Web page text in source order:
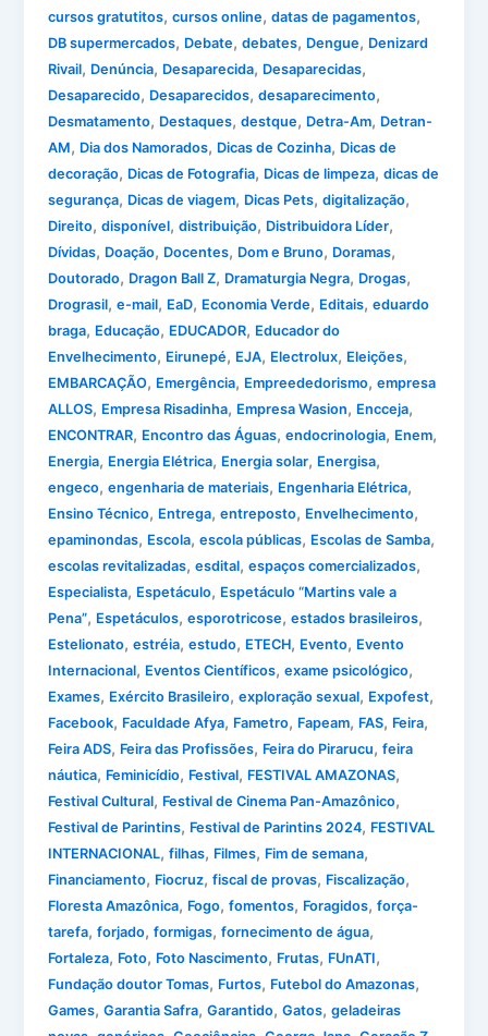
cursos gratutitos,cursos online,datas de pagamentos,
DB supermercados, Debate,debates, Dengue, Denizard
Rivail, Denúncia, Desaparecida, Desaparecidas,
Desaparecido, Desaparecidos,desaparecimento,
Desmatamento, Destaques,destque, Detra-Am, Detran-
AM, Dia dos Namorados, Dicas de Cozinha, Dicas de
decoração, Dicas de Fotografia, Dicas de limpeza,dicas de
segurança, Dicas de viagem, Dicas Pets,digitalização,
Direito,disponível,distribuição, Distribuidora Líder,
Dívidas, Doação, Docentes, Dom e Bruno, Doramas,
Doutorado, Dragon Ball Z, Dramaturgia Negra, Drogas,
Drograsil,e-mail, EaD, Economia Verde, Editais,eduardo
braga, Educação, EDUCADOR, Educador do
Envelhecimento, Eirunepé, EJA, Electrolux, Eleições,
EMBARCAÇÃO, Emergência, Empreededorismo,empresa
ALLOS, Empresa Risadinha, Empresa Wasion, Encceja,
ENCONTRAR, Encontro das Águas,endocrinologia, Enem,
Energia, Energia Elétrica, Energia solar, Energisa,
engeco,engenharia de materiais, Engenharia Elétrica,
Ensino Técnico, Entrega,entreposto, Envelhecimento,
epaminondas, Escola,escola públicas, Escolas de Samba,
escolas revitalizadas,esdital,espaços comercializados,
Especialista, Espetáculo, Espetáculo “Martins vale a
Pena”, Espetáculos,esporotricose,estados brasileiros,
Estelionato,estréia,estudo, ETECH, Evento, Evento
Internacional, Eventos Científicos,exame psicológico,
Exames, Exército Brasileiro,exploração sexual, Expofest,
Facebook, Faculdade Afya, Fametro, Fapeam, FAS, Feira,
Feira ADS, Feira das Profissões, Feira do Pirarucu,feira
náutica, Feminicídio, Festival, FESTIVAL AMAZONAS,
Festival Cultural, Festival de Cinema Pan-Amazônico,
Festival de Parintins, Festival de Parintins 2024, FESTIVAL
INTERNACIONAL,filhas, Filmes, Fim de semana,
Financiamento, Fiocruz,fiscal de provas, Fiscalização,
Floresta Amazônica, Fogo,fomentos, Foragidos,força-
tarefa,forjado,formigas,fornecimento de água,
Fortaleza, Foto, Foto Nascimento, Frutas, FUnATI,
Fundação doutor Tomas, Furtos, Futebol do Amazonas,
Games,Garantia Safra,Garantido,Gatos,geladeiras